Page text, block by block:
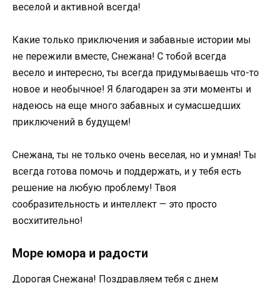
веселой и активной всегда!
Какие только приключения и забавные истории мы
не пережили вместе, Снежана! С тобой всегда
весело и интересно, ты всегда придумываешь что-то
новое и необычное! Я благодарен за эти моменты и
надеюсь на еще много забавных и сумасшедших
приключений в будущем!
Снежана, ты не только очень веселая, но и умная! Ты
всегда готова помочь и поддержать, и у тебя есть
решение на любую проблему! Твоя
сообразительность и интеллект — это просто
восхитительно!
Море юмора и радости
Дорогая Снежана! Поздравляем тебя с днем